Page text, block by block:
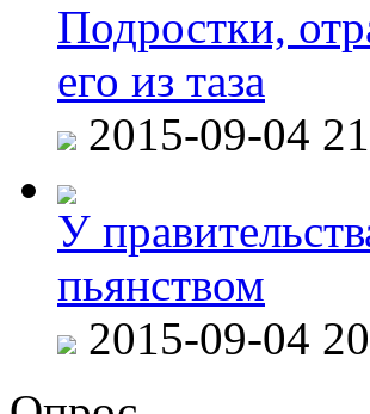
Подростки,
его из таза
2015-09-04
У
пьянством
2015-09-04